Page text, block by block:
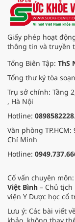
Giấy phép hoạt
thông tin và truyền
Tổng Biên Tập: ThS
Tổng thư ký tòa
Trụ sở chính: Tầng
, Hà Nội
Hotline: 0898582228
Văn phòng
Chí Minh
Hotline:
Cố vấn chuyên môn:
Việt Bình – Chủ tịch
viện Y Dược học cổ
Lưu ý: Các bài viết
khảo, không thay